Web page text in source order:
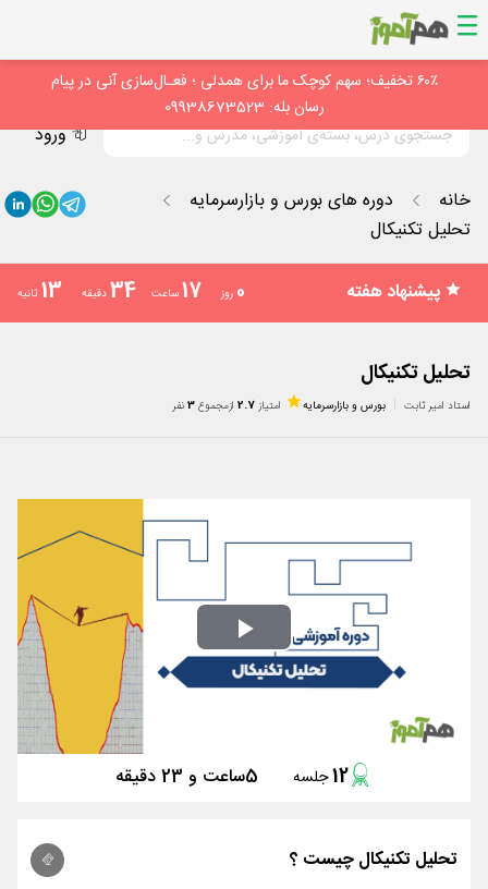
ورود
۶۰٪ تخفیف؛ سهم کوچک ما برای همدلی ؛ فعـال‌سازی آنی در پیام
رسان بله: 09938673523
خانه
دوره های بورس و بازارسرمایه
تحلیل تکنیکال
پیشنهاد هفته 0 روز 17ساعت 34دقیقه 12ثانیه
تحلیل تکنیکال
استاد امیر ثابت بورس و بازارسرمایه امتیاز 2.7 ازمجموع3نفر
Play
Video
12جلسه 5ساعت و 23 دقیقه
تحلیل تکنیکال چیست ؟